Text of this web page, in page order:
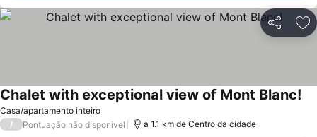
Partilhar
Casa/apartamento inteiro
Chalet with exceptional view of Mont Blanc!
/ Pontuação não disponível a 1.1 km de Centro da cidade